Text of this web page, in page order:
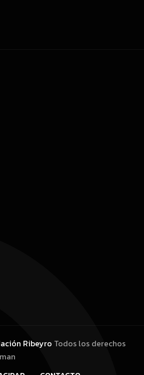
Ribeyro Todos los derechos